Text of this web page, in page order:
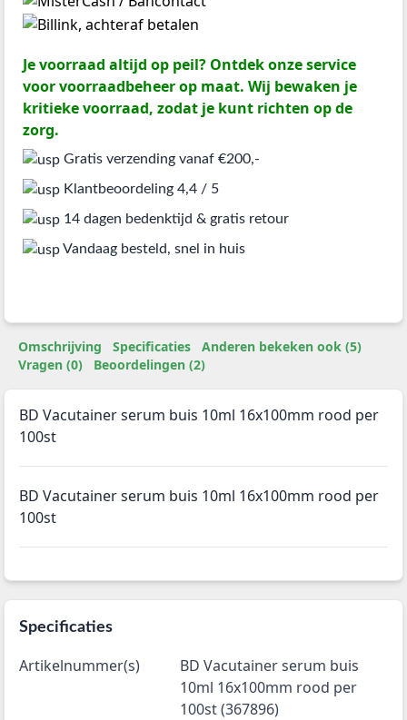
Je voorraad altijd op peil? Ontdek onze service
voor voorraadbeheer op maat. Wij bewaken je
kritieke voorraad, zodat je kunt richten op de
zorg.
Gratis verzending vanaf €200,-
Klantbeoordeling 4,4 / 5
14 dagen bedenktijd & gratis retour
Vandaag besteld, snel in huis
Omschrijving Specificaties
Anderen bekeken ook (5)
Vragen (0)
Beoordelingen (2)
BD Vacutainer serum buis 10ml 16x100mm rood per
100st
BD Vacutainer serum buis 10ml 16x100mm rood per
100st
Specificaties
Artikelnummer(s)
BD Vacutainer serum buis
10ml 16x100mm rood per
100st (367896)